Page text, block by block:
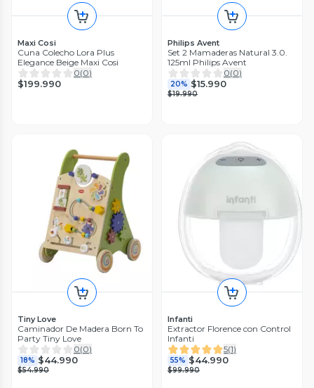
Maxi Cosi
Cuna Colecho Lora Plus
Elegance Beige Maxi Cosi
0(0)
$199.990
Philips Avent
Set 2 Mamaderas Natural 3.0.
125ml Philips Avent
0(0)
20% $15.990
$19.990
Tiny Love
Caminador De Madera Born To
Party Tiny Love
0(0)
18% $44.990
$54.990
Infanti
Extractor Florence con Control
Infanti
5(1)
55% $44.990
$99.990